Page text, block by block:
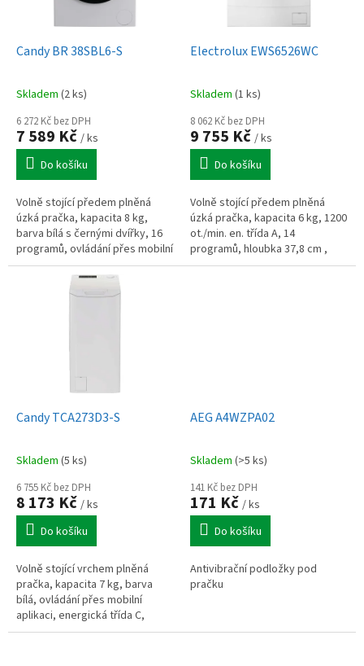
Candy BR 38SBL6-S
Skladem (2 ks)
6 272 Kč bez DPH
7 589 Kč / ks
Do košíku
Volně stojící předem plněná
úzká pračka, kapacita 8 kg,
barva bílá s černými dvířky, 16
programů, ovládání přes mobilní
aplikaci, energická třída A,
otáčky 1251 ot./min, funkce...
Electrolux EWS6526WC
Skladem (1 ks)
8 062 Kč bez DPH
9 755 Kč / ks
Do košíku
Volně stojící předem plněná
úzká pračka, kapacita 6 kg, 1200
ot./min. en. třída A, 14
programů, hloubka 37,8 cm ,
šířka 59,5 cm.
Candy TCA273D3-S
Skladem (5 ks)
6 755 Kč bez DPH
8 173 Kč / ks
Do košíku
Volně stojící vrchem plněná
pračka, kapacita 7 kg, barva
bílá, ovládání přes mobilní
aplikaci, energická třída C,
otáčky 1200 ot./min, 17
AEG A4WZPA02
Skladem (>5 ks)
141 Kč bez DPH
171 Kč / ks
Do košíku
Antivibrační podložky pod
pračku